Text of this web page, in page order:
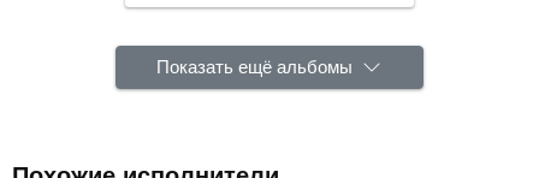
Показать ещё альбомы